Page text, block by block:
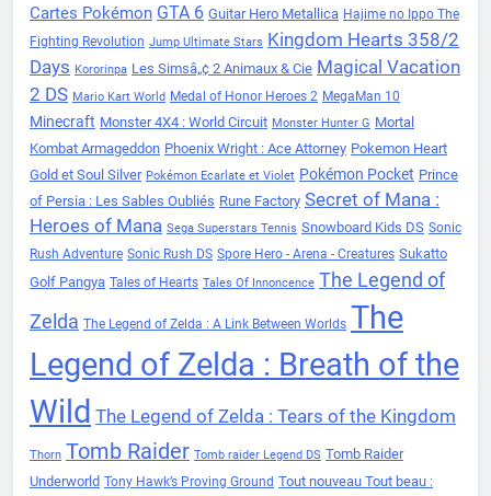
Cartes Pokémon GTA 6 Guitar Hero Metallica Hajime no Ippo The
Fighting Revolution Jump Ultimate Stars Kingdom Hearts 358/2
Days Kororinpa Les Simsâ„¢ 2 Animaux & Cie Magical Vacation
2 DS Mario Kart World Medal of Honor Heroes 2 MegaMan 10
Minecraft Monster 4X4 : World Circuit Monster Hunter G Mortal
Kombat Armageddon Phoenix Wright : Ace Attorney Pokemon Heart
Gold et Soul Silver Pokémon Ecarlate et Violet Pokémon Pocket Prince
of Persia : Les Sables Oubliés Rune Factory Secret of Mana :
Heroes of Mana Sega Superstars Tennis Snowboard Kids DS Sonic
Rush Adventure Sonic Rush DS Spore Hero - Arena - Creatures Sukatto
Golf Pangya Tales of Hearts Tales Of Innoncence The Legend of
Zelda The Legend of Zelda : A Link Between Worlds The
Legend of Zelda : Breath of the
Wild The Legend of Zelda : Tears of the Kingdom
Thorn Tomb Raider Tomb raider Legend DS Tomb Raider
Underworld Tony Hawk’s Proving Ground Tout nouveau Tout beau :